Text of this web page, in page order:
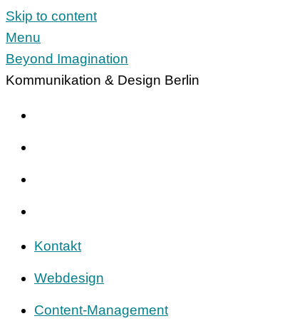
Skip to content
Menu
Beyond Imagination
Kommunikation & Design Berlin
Kontakt
Webdesign
Content-Management